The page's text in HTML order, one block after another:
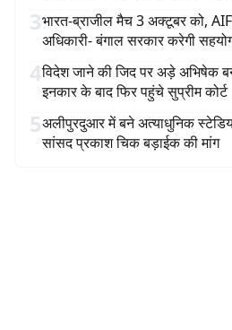
3भारत-ब्राजील मैच 3 अक्टूबर को,
अधिकारी- बंगाल सरकार करेगी
4विदेश जाने की जिद पर अड़े अभिषेक
इनकार के बाद फिर पहुंचे सुप्रीम कोर्ट
5अलीपुरदुआर में बने अत्याधुनिक
सांसद प्रकाश चिक बड़ाईक की मांग